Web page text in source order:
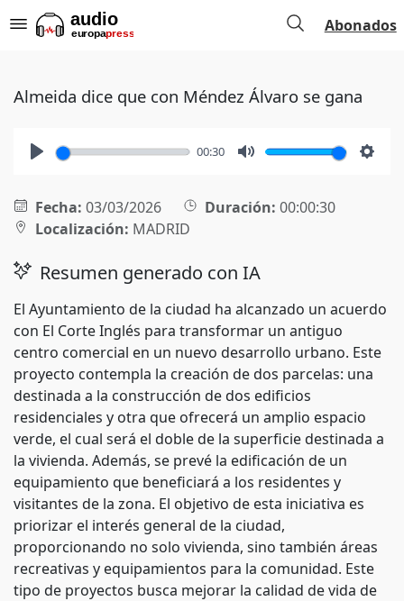
Abonados
Almeida dice que con Méndez Álvaro se gana
00:30
Fecha: 03/03/2026 Duración: 00:00:30
Localización: MADRID
Resumen generado con IA
El Ayuntamiento de la ciudad ha alcanzado un acuerdo
con El Corte Inglés para transformar un antiguo
centro comercial en un nuevo desarrollo urbano. Este
proyecto contempla la creación de dos parcelas: una
destinada a la construcción de dos edificios
residenciales y otra que ofrecerá un amplio espacio
verde, el cual será el doble de la superficie destinada a
la vivienda. Además, se prevé la edificación de un
equipamiento que beneficiará a los residentes y
visitantes de la zona. El objetivo de esta iniciativa es
priorizar el interés general de la ciudad,
proporcionando no solo vivienda, sino también áreas
recreativas y equipamientos para la comunidad. Este
tipo de proyectos busca mejorar la calidad de vida de